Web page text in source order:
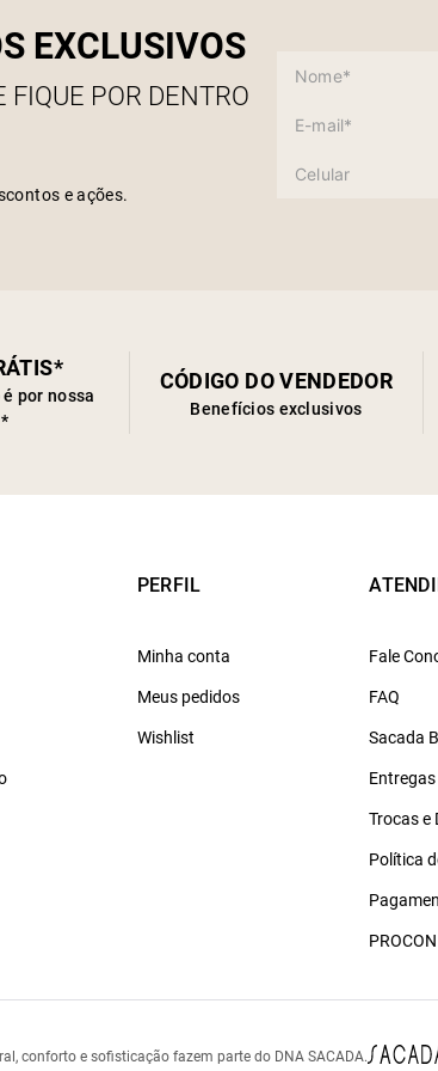
EXCLUSIVOS
POR DENTRO
e ações.
por nossa
CÓDIGO DO VENDEDOR
Benefícios exclusivos
PERFIL
Minha conta
Meus pedidos
Wishlist
Fale
FAQ
Sacada
Entregas
Trocas e
Política
conforto e sofisticação fazem parte do DNA SACADA.